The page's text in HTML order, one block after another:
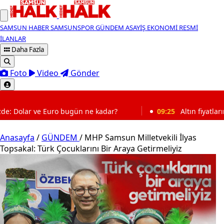
SAMSUN HABERSAMSUNSPORGÜNDEM ASAYİŞ EKONOMİ RESMİ
İLANLAR
Daha Fazla
Foto Video Gönder
ne kadar? 09:25 Altın fiyatlarında yeni hareketlilik:
Anasayfa / GÜNDEM / MHP Samsun Milletvekili İlyas
Topsakal: Türk Çocuklarını Bir Araya Getirmeliyiz